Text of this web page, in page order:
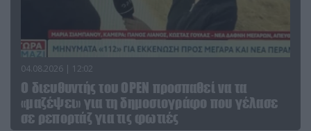
04.08.2026 | 12:02
O διευθυντής του OPEN προσπαθεί να τα
«μαζέψει» για τη δημοσιογράφο που γέλασε
σε ρεπορτάζ για τις φωτιές